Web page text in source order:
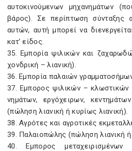
αυτοκινούμενων μηχανημάτων
βάρος). Σε περίπτωση σύνταξης
αυτών, αυτή μπορεί να
κατ’ είδος.
35. Εμπορία ψιλικών και
χονδρική – λιανική).
36. Εμπορία παλαιών
37. Εμπορος ψιλικών – κλωστικών
νημάτων, εργόχειρων,
(πώληση λιανική ή κυρίως λιανική).
38. Αγρότες και αγροτικές
39. Παλαιοπώλης (πώληση λιανική ή
40. Εμπορος